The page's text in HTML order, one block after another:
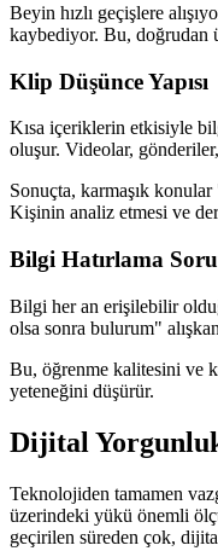
Beyin hızlı geçişlere
kaybediyor. Bu, doğrudan
Klip Düşünce Yapısı
Kısa içeriklerin etkisiyle
oluşur. Videolar, gönderiler,
Sonuçta, karmaşık
Kişinin analiz etmesi ve
Bilgi Hatırlama
Bilgi her an erişilebilir
olsa sonra bulurum"
Bu, öğrenme kalitesini ve
yeteneğini düşürür.
Dijital
Teknolojiden tamamen
üzerindeki yükü önemli
geçirilen süreden çok, dijital